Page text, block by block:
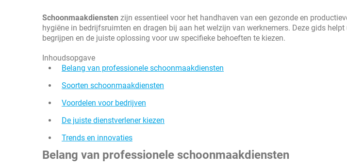
Goede service, handig als je weinig tijd hebt! Zeer goede service die u in contact brengt met de
aanbieders van de diensten die u zoekt. Als u weinig tijd hebt, kunt u zo snel met elkaar in contact
komen.
Schoonmaakdiensten zijn essentieel voor het handhaven van een gezonde en
hygiëne in bedrijfsruimten en dragen bij aan het welzijn van werknemers. Deze gids
begrijpen en de juiste oplossing voor uw specifieke behoeften te kiezen.
Inhoudsopgave
Belang van professionele schoonmaakdiensten
Soorten schoonmaakdiensten
Voordelen voor bedrijven
De juiste dienstverlener kiezen
Trends en innovaties
Belang van professionele schoonmaakdiensten